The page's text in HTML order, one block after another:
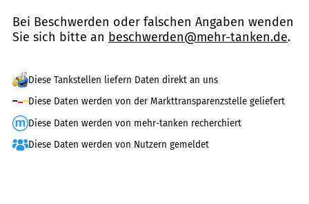
Bei Beschwerden oder falschen Angaben wenden
Sie sich bitte an beschwerden@mehr-tanken.de.
Diese Tankstellen liefern Daten direkt an uns
Diese Daten werden von der Markttransparenzstelle geliefert
Diese Daten werden von mehr-tanken recherchiert
Diese Daten werden von Nutzern gemeldet